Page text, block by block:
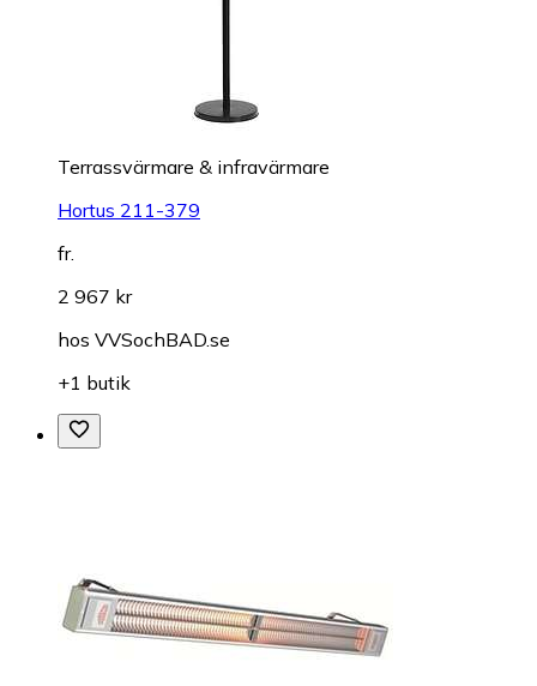
Terrassvärmare & infravärmare
Hortus 211-379
fr.
2 967 kr
hos VVSochBAD.se
+1 butik